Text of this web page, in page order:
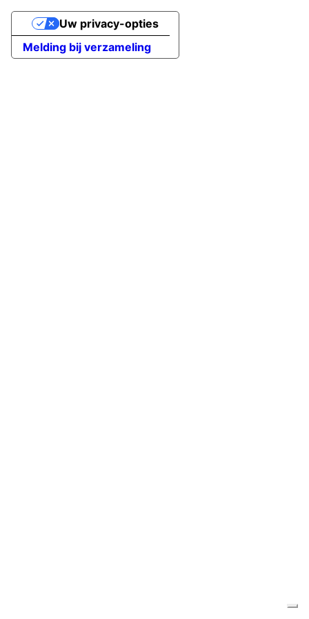
Melding bij verzameling
Uw privacy-opties